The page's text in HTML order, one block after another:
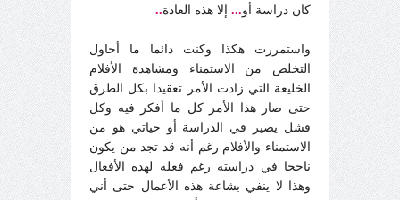
كان دراسة أو... إلا هذه العادة..
واستمررت هكذا وكنت دائما ما أحاول
التخلص من الاستمناء ومشاهدة الأفلام
الخليعة التي زادت الأمر تعقيدا بكل الطرق
حتى صار هذا الأمر كل ما أفكر فيه وكل
فشل يصير في الدراسة أو حياتي هو من
الاستمناء والأفلام رغم أنه قد تجد من يكون
ناجحا في دراسته رغم فعله لهذه الأفعال
وهذا لا ينفي بشاعة هذه الأعمال حتى أني